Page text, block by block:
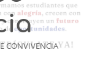
CONVIVENCIA